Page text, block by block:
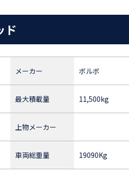
ド
メーカー ボルボ
最大積載量 11,500kg
上物メーカー
車両総重量 19090Kg